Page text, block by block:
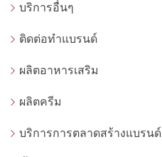
บริการอื่นๆ
ติดต่อทำแบรนด์
ผลิตอาหารเสริม
ผลิตครีม
บริการการตลาดสร้างแบรนด์